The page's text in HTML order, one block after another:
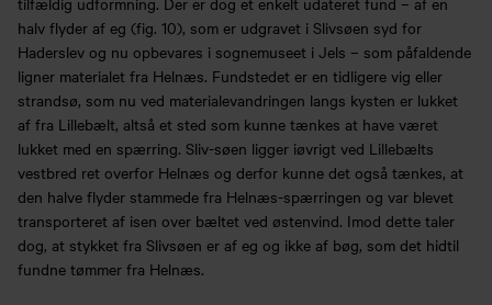
halv flyder af eg (fig. 10), som er udgravet i Slivsøen syd for
Haderslev og nu opbevares i sognemuseet i Jels – som påfaldende
ligner materialet fra Helnæs. Fundstedet er en tidligere vig eller
strandsø, som nu ved materialevandringen langs kysten er lukket
af fra Lillebælt, altså et sted som kunne tænkes at have været
lukket med en spærring. Sliv-søen ligger iøvrigt ved Lillebælts
vestbred ret overfor Helnæs og derfor kunne det også tænkes, at
den halve flyder stammede fra Helnæs-spærringen og var blevet
transporteret af isen over bæltet ved østenvind. Imod dette taler
dog, at stykket fra Slivsøen er af eg og ikke af bøg, som det hidtil
fundne tømmer fra Helnæs.